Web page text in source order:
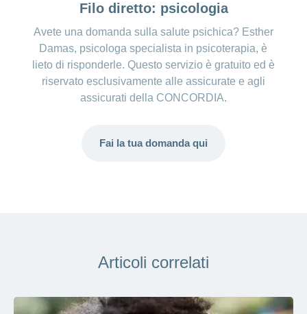
Filo diretto: psicologia
Avete una domanda sulla salute psichica? Esther
Damas, psicologa specialista in psicoterapia, è
lieto di risponderle. Questo servizio è gratuito ed è
riservato esclusivamente alle assicurate e agli
assicurati della CONCORDIA.
Fai la tua domanda qui
Articoli correlati